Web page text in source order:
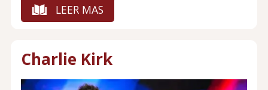
LEER MAS
Charlie Kirk